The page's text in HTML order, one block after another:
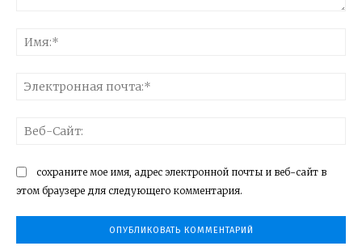
сохраните мое имя, адрес электронной почты и веб-сайт в
этом браузере для следующего комментария.